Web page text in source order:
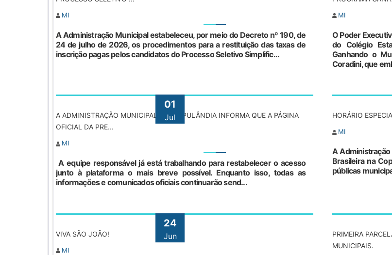
MI
A Administração Municipal estabeleceu, por meio do Decreto nº 190, de
24 de julho de 2026, os procedimentos para a restituição das taxas de
inscrição pagas pelos candidatos do Processo Seletivo Simplific...
MI
O Poder
do Colégio
Ganhando o
Coradini, que
01
Jul
A ADMINISTRAÇÃO MUNICIPAL DE ITAIPULÂNDIA INFORMA QUE A PÁGINA
OFICIAL DA PRE...
MI
A equipe responsável já está trabalhando para restabelecer o acesso
junto à plataforma o mais breve possível. Enquanto isso, todas as
informações e comunicados oficiais continuarão send...
HORÁRIO
MI
A Administração
Brasileira na
públicas
24
Jun
VIVA SÃO JOÃO!
MI
PRIMEIRA
MUNICIPAIS.